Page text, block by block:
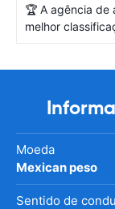
🏆 A agência de
melhor
Moeda
Mexican peso
Sentido de